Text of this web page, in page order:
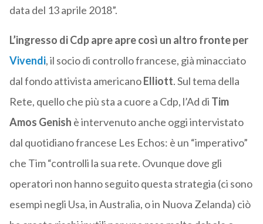
data del 13 aprile 2018”.
L’ingresso di Cdp apre apre così un altro fronte per
Vivendi, il socio di controllo francese, già minacciato
dal fondo attivista americanoElliott. Sul tema della
Rete, quello che più sta a cuore a Cdp, l’Ad di Tim
Amos Genish è intervenuto anche oggi intervistato
dal quotidiano francese Les Echos: è un “imperativo”
che Tim “controlli la sua rete. Ovunque dove gli
operatori non hanno seguito questa strategia (ci sono
esempi negli Usa, in Australia, o in Nuova Zelanda) ciò